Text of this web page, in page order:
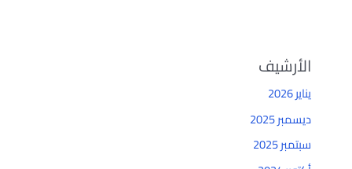
الأرشيف
يناير 2026
ديسمبر 2025
سبتمبر 2025